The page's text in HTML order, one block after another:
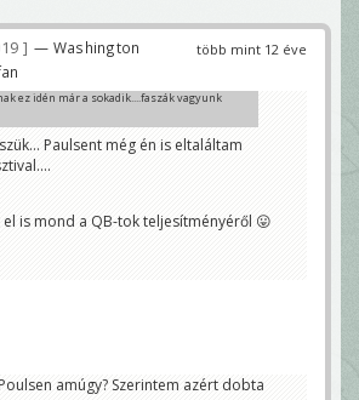
több mint 12 éve
— Washington
ez idén már a sokadik....faszák vagyunk
Paulsent még én is eltaláltam
is mond a QB-tok teljesítményéről 😛
amúgy? Szerintem azért dobta